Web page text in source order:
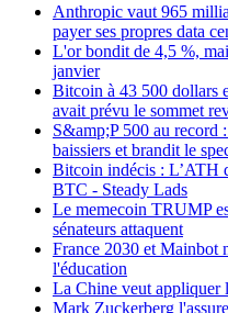
Anthropic vaut 965
payer ses propres data
L'or bondit de 4,5 %,
janvier
Bitcoin à 43 500 dollars
avait prévu le sommet
S&amp;P 500 au record
baissiers et brandit le
Bitcoin indécis : L’ATH
BTC - Steady Lads
Le memecoin TRUMP
sénateurs attaquent
France 2030 et Mainbot
l'éducation
La Chine veut appliquer
Mark Zuckerberg